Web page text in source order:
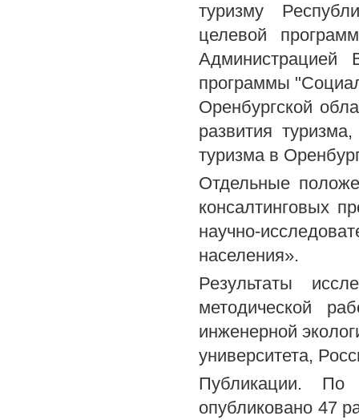
туризму
целевой
Администрацией
программы
Оренбургской
развития
туризма в
Отдельные
консалтинговых
научно-
населения».
Результаты
методической
инженерной
университета,
Публикации. По
опубликовано 47